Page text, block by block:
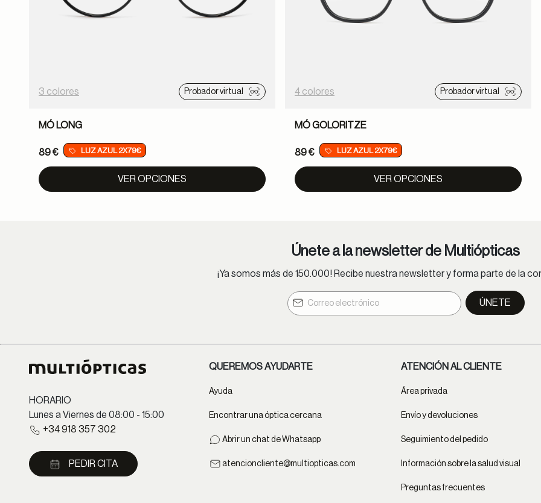
3 colores Probador virtual
MÓ LONG
89 € LUZ AZUL 2X79€
VER OPCIONES
4 colores Probador virtual
MÓ GOLORITZE
89 € LUZ AZUL 2X79€
VER OPCIONES
Únete a la newsletter de Multiópticas
¡Ya somos más de 150.000! Recibe nuestra newsletter y forma parte de la
ÚNETE
HORARIO
Lunes a Viernes de 08:00 - 15:00
+34 918 357 302
PEDIR CITA
QUEREMOS AYUDARTE
Ayuda
Encontrar una óptica cercana
Abrir un chat de Whatsapp
atencioncliente@multiopticas.com
ATENCIÓN AL CLIENTE
Área privada
Envío y devoluciones
Seguimiento del pedido
Información sobre la salud visual
Preguntas frecuentes